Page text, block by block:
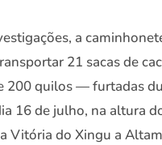
a
21 sacas de
200 quilos — furtadas
16 de julho, na altura
Vitória do Xingu a